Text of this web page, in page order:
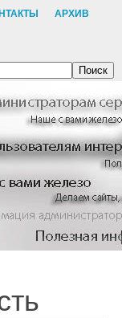
АРХИВ
Поиск